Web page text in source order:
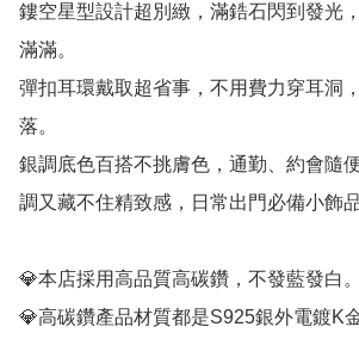
鏤空星型設計超別緻，滿鋯石閃到發光
滿滿。
彈扣耳環戴取超省事，不用費力穿耳洞
落。
銀調底色百搭不挑膚色，通勤、約會隨
調又藏不住精致感，日常出門必備小飾
💎本店採用高品質高碳鑽，不發藍發白。
💎高碳鑽產品材質都是S925銀外電鍍K